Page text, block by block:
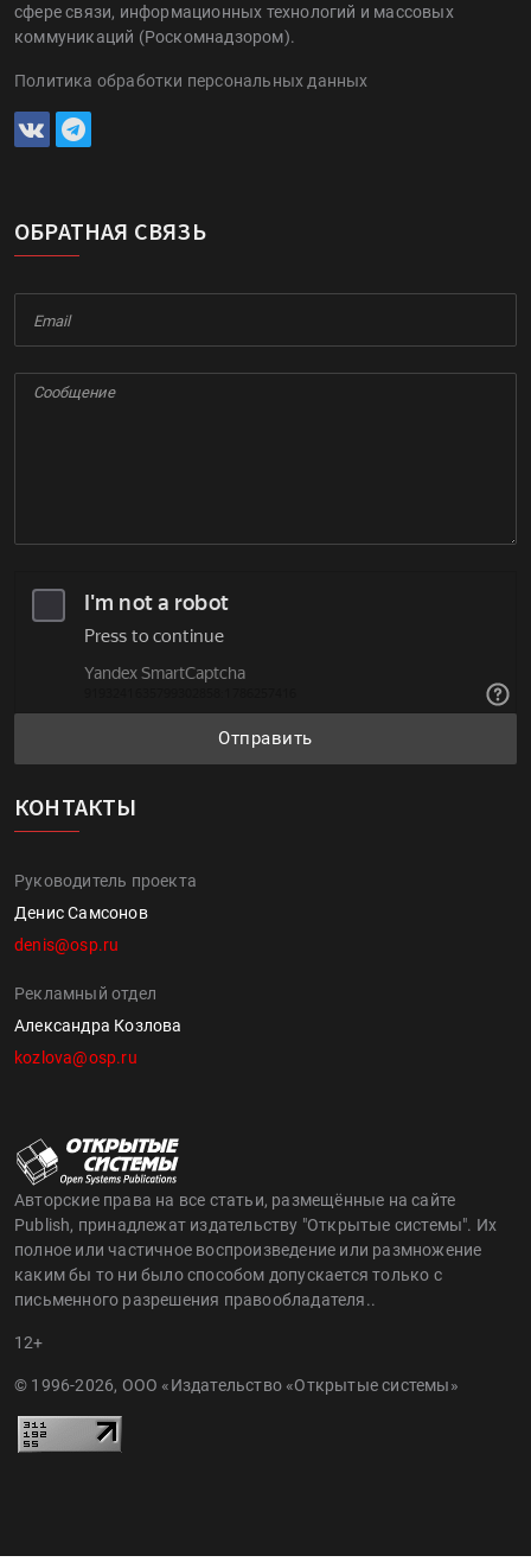
сфере связи, информационных технологий и массовых
коммуникаций (Роскомнадзором).
Политика обработки персональных данных
ОБРАТНАЯ СВЯЗЬ
Отправить
КОНТАКТЫ
Руководитель проекта
Денис Самсонов
denis@osp.ru
Рекламный отдел
Александра Козлова
kozlova@osp.ru
Авторские права на все статьи, размещённые на сайте
Publish, принадлежат издательству "Открытые системы". Их
полное или частичное воспроизведение или размножение
каким бы то ни было способом допускается только с
письменного разрешения правообладателя..
12+
© 1996-2026, ООО «Издательство «Открытые системы»